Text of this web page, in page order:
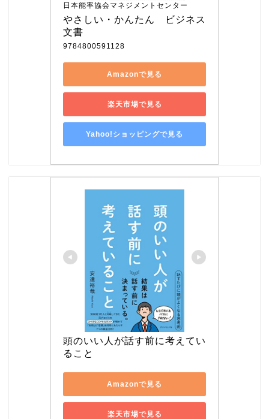
日本能率協会マネジメントセンター
やさしい・かんたん　ビジネス
文書
9784800591128
Amazonで見る
楽天市場で見る
Yahoo!ショッピングで見る
頭のいい人が話す前に考えてい
ること
Amazonで見る
楽天市場で見る